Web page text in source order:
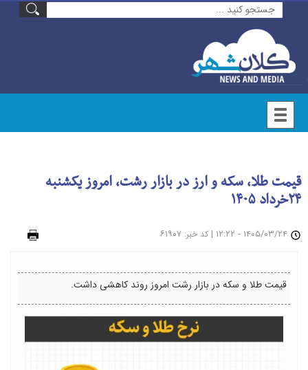
قیمت طلا، سکه و ارز در بازار رشت، امروز یکشنبه
۲۴خرداد ۱۴۰۵
| کد خبر: ۶۱۹۰۷
قیمت طلا و سکه در بازار رشت امروز روند کاهشی داشت.